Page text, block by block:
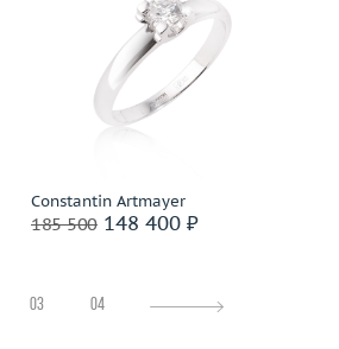
Constantin Artmayer
185 500148 400 ₽
Материал
золото 585 пробы
03 04